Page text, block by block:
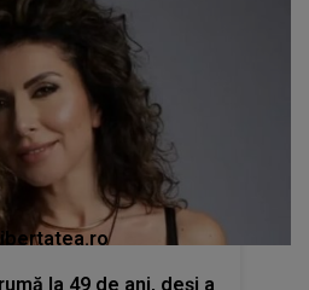
la 49 de ani, deși a